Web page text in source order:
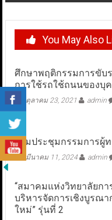
You May Also
ศึกษาพฤติกรรมการขับ
การใช้รถใช้ถนนของบุ
ตุลาคม 23, 2021 admin
ร่วมประชุมกรรมการผู้
มีนาคม 11, 2024 admin
“สมาคมแห่งวิทยาลัยก
บริหารจัดการเชิงบูรณ
ใหม่” รุ่นที่ 2